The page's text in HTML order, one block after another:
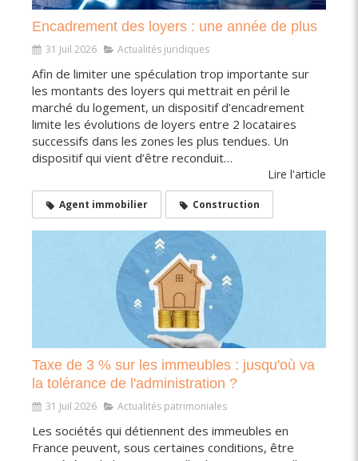
Encadrement des loyers : une année de plus
31 Juil 2026 Actualités juridiques
Afin de limiter une spéculation trop importante sur
les montants des loyers qui mettrait en péril le
marché du logement, un dispositif d’encadrement
limite les évolutions de loyers entre 2 locataires
successifs dans les zones les plus tendues. Un
dispositif qui vient d’être reconduit…
Lire l'article
Agent immobilier Construction
Taxe de 3 % sur les immeubles : jusqu'où va
la tolérance de l'administration ?
31 Juil 2026 Actualités patrimoniales
Les sociétés qui détiennent des immeubles en
France peuvent, sous certaines conditions, être